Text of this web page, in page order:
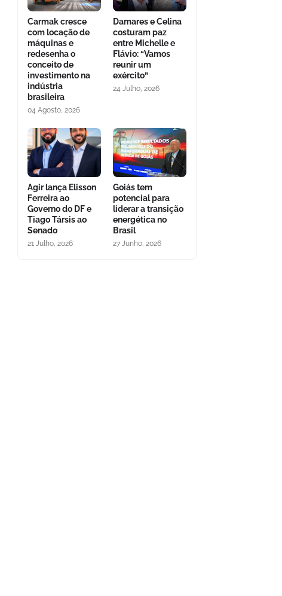
Carmak cresce
com locação de
máquinas e
redesenha o
conceito de
investimento na
indústria
brasileira
04 Agosto, 2026
Damares e Celina
costuram paz
entre Michelle e
Flávio: “Vamos
reunir um
exército”
24 Julho, 2026
Agir lança Elisson
Ferreira ao
Governo do DF e
Tiago Társis ao
Senado
21 Julho, 2026
Goiás tem
potencial para
liderar a transição
energética no
Brasil
27 Junho, 2026